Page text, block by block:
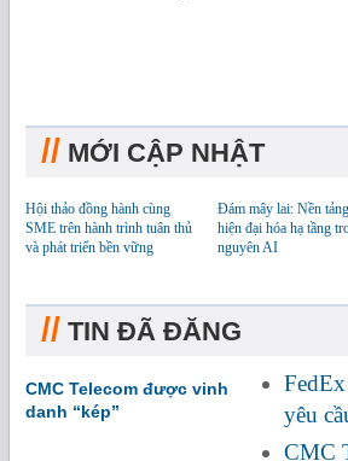
// MỚI CẬP NHẬT
Hội thảo đồng hành cùng
SME trên hành trình tuân thủ
và phát triển bền vững
Đám mây lai: Nền
hiện đại hóa hạ tầng
nguyên AI
// TIN ĐÃ ĐĂNG
CMC Telecom được vinh
danh “kép”
yêu
CMC